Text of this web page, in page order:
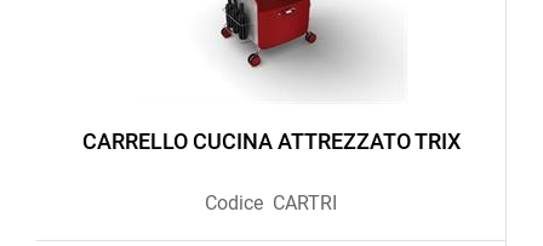
CARRELLO CUCINA ATTREZZATO TRIX
Codice CARTRI